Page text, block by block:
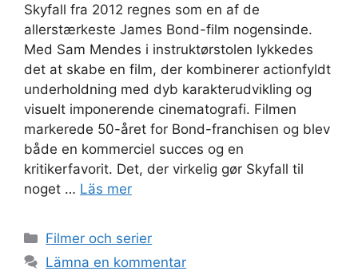
Skyfall fra 2012 regnes som en af de
allerstærkeste James Bond-film nogensinde.
Med Sam Mendes i instruktørstolen lykkedes
det at skabe en film, der kombinerer actionfyldt
underholdning med dyb karakterudvikling og
visuelt imponerende cinematografi. Filmen
markerede 50-året for Bond-franchisen og blev
både en kommerciel succes og en
kritikerfavorit. Det, der virkelig gør Skyfall til
noget … Läs mer
Kategorier
Filmer och serier
Lämna en kommentar